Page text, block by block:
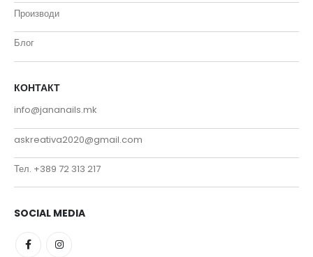
Производи
Блог
КОНТАКТ
info@jananails.mk
askreativa2020@gmail.com
Тел. +389 72 313 217
SOCIAL MEDIA